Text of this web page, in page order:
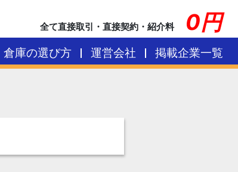
全て直接取引・直接契約・紹介料 0円
倉庫の選び方 運営会社 掲載企業一覧